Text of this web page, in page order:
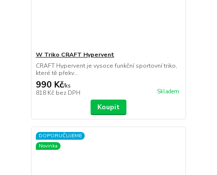
W Triko CRAFT Hypervent
CRAFT Hypervent je vysoce funkční sportovní triko,
které tě překv...
990 Kč/ks
818 Kč bez DPH Skladem
Koupit
DOPORUČUJEME
Novinka